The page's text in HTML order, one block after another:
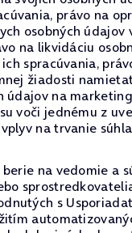
právo na
osobných údajov
na likvidáciu
spracúvania,
žiadosti
údajov na
voči jednému z
na trvanie
na vedomie a
s